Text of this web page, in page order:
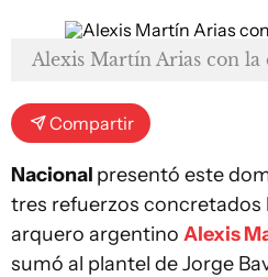
Alexis Martín Arias con
Compartir
Nacional presentó este
tres refuerzos concretados
arquero argentino Alexis
sumó al plantel de Jorge